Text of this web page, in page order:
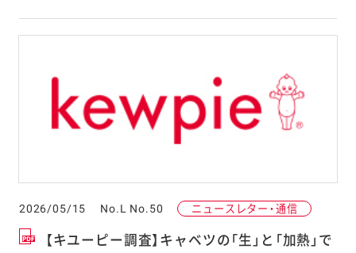
2026/05/15 No.L No.50 ニュースレター・通信
【キユーピー調査】キャベツの「生」と「加熱」で